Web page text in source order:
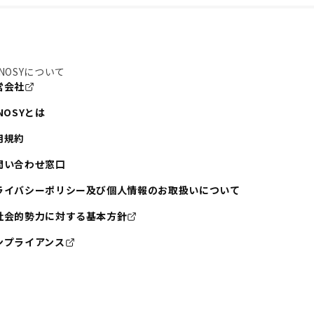
について
会社
とは
規約
い合わせ窓口
イバシーポリシー及び個人情報のお取扱いについて
会的勢力に対する基本方針
プライアンス